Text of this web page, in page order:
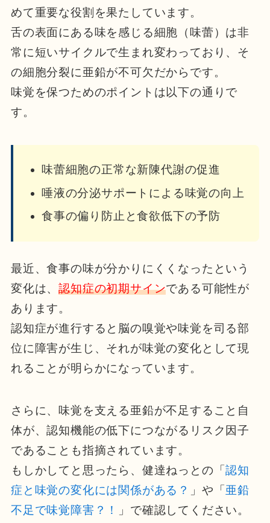
めて重要な役割を果たしています。
舌の表面にある味を感じる細胞（味蕾）は非
常に短いサイクルで生まれ変わっており、そ
の細胞分裂に亜鉛が不可欠だからです。
味覚を保つためのポイントは以下の通りで
す。
味蕾細胞の正常な新陳代謝の促進
唾液の分泌サポートによる味覚の向上
食事の偏り防止と食欲低下の予防
最近、食事の味が分かりにくくなったという
変化は、認知症の初期サインである可能性が
あります。
認知症が進行すると脳の嗅覚や味覚を司る部
位に障害が生じ、それが味覚の変化として現
れることが明らかになっています。
さらに、味覚を支える亜鉛が不足すること自
体が、認知機能の低下につながるリスク因子
であることも指摘されています。
もしかしてと思ったら、健達ねっとの「認知
症と味覚の変化には関係がある？
」や「 亜鉛
不足で味覚障害？！
」で確認してください。